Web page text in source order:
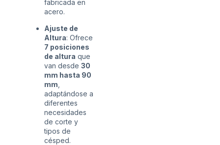
fabricada en
acero.
Ajuste de
Altura: Ofrece
7 posiciones
de altura que
van desde 30
mm hasta 90
mm
adaptándose a
diferentes
necesidades
de corte y
tipos de
césped.